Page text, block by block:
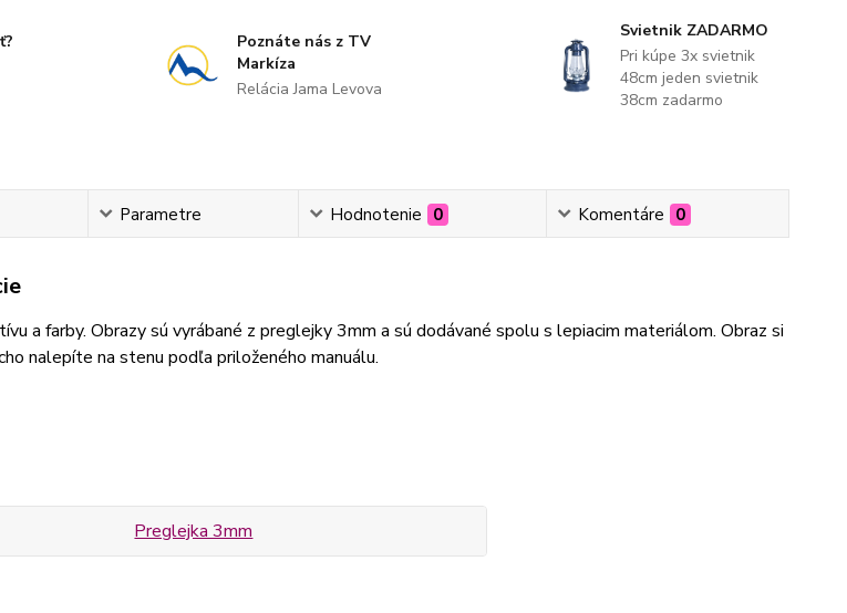
Poznáte nás z TV
Markíza
Relácia Jama Levova
Svietnik ZADARMO
Pri kúpe 3x svietnik
48cm jeden svietnik
38cm zadarmo
Parametre Hodnotenie 0 Komentáre 0
a farby. Obrazy sú vyrábané z preglejky 3mm a sú dodávané spolu s lepiacim materiálom. Obraz si
nalepíte na stenu podľa priloženého manuálu.
Preglejka 3mm